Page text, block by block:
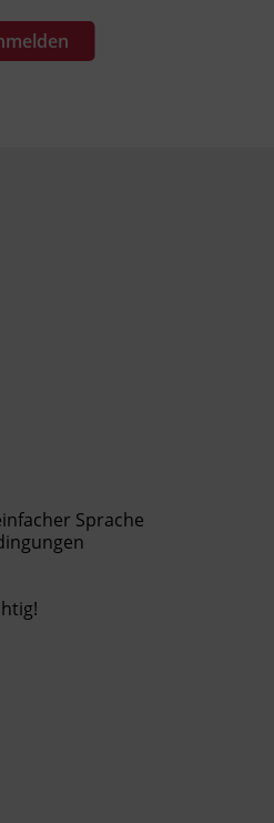
Sprache